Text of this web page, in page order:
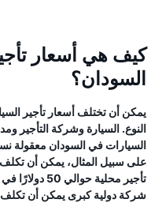
كيف هي أسعار
السودان؟
يمكن أن تختلف أسعار تأجير
النوع. السيارة وشركة التأجير
السيارات في السودان معقولة
على سبيل المثال، يمكن أن
تأجير محلية
شركة دولية كبرى يمكن أن تكلف ما يصل إلى